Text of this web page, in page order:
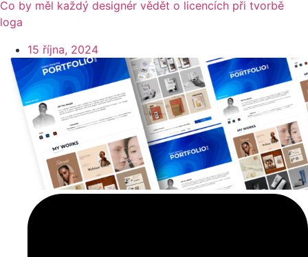
Co by měl každý designér vědět o licencích při tvorbě
loga
15 října, 2024